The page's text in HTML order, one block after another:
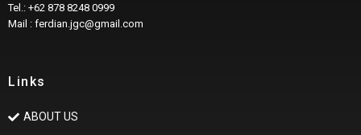
Tel.: +62 878 8248 0999
Mail : ferdian.jgc@gmail.com
Links
ABOUT US